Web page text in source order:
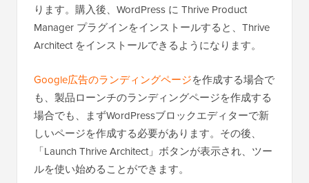
ります。購入後、WordPress に Thrive Product
Manager プラグインをインストールすると、Thrive
Architect をインストールできるようになります。
Google広告のランディングページを作成する場合で
も、製品ローンチのランディングページを作成する
場合でも、まずWordPressブロックエディターで新
しいページを作成する必要があります。その後、
「Launch Thrive Architect」ボタンが表示され、ツー
ルを使い始めることができます。